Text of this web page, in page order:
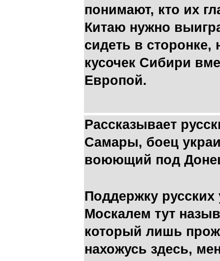
понимают, кто их
Китаю нужно
сидеть в сторонке,
кусочек Сибири
Европой.
Рассказывает
Самары, боец
воюющий под
Поддержку
Москалем тут
который лишь
нахожусь здесь,